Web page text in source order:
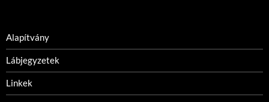
Alapítvány
Lábjegyzetek
Linkek